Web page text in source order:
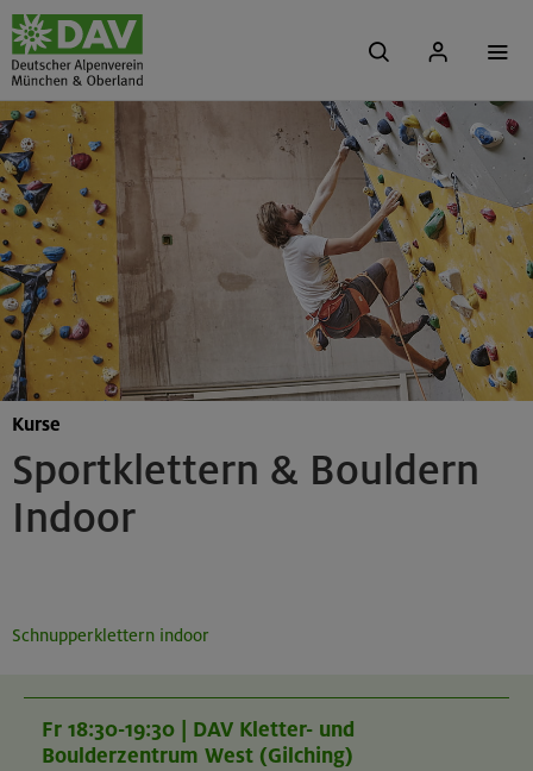
Sportklettern & Bouldern
Indoor
Kurse
Schnupperklettern indoor
Fr 18:30-19:30 | DAV Kletter- und
Boulderzentrum West (Gilching)